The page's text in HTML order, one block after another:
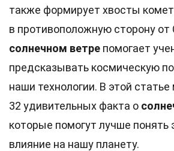
также формирует хвосты
в противоположную сторону от
солнечном ветре помогает
предсказывать космическую
наши технологии. В этой
32 удивительных факта о
которые помогут лучше понять
влияние на нашу планету.